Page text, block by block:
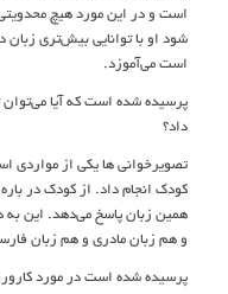
است و در این مورد هیچ
شود او با توانایی بیش‌تری زبان
است می‌آموزد.
پرسیده شده است که آیا می‌توان
داد؟
تصویرخوانی ها یکی از مواردی
کودک انجام داد. از کودک در
همین زبان پاسخ می‌دهد. این
و هم زبان مادری و هم زبان
پرسیده شده است در مورد